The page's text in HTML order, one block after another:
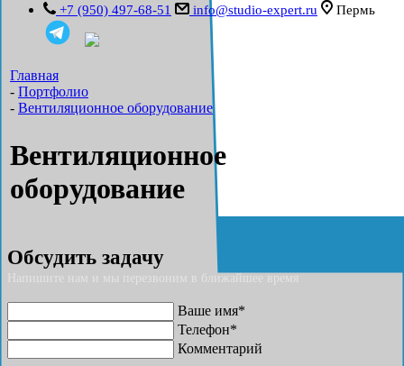
+7 (950) 497-68-51 info@studio-expert.ru Пермь
Главная
- Портфолио
- Вентиляционное оборудование
Вентиляционное
оборудование
Обсудить задачу
Напишите нам и мы перезвоним в ближайшее время
Ваше имя*
Телефон*
Комментарий